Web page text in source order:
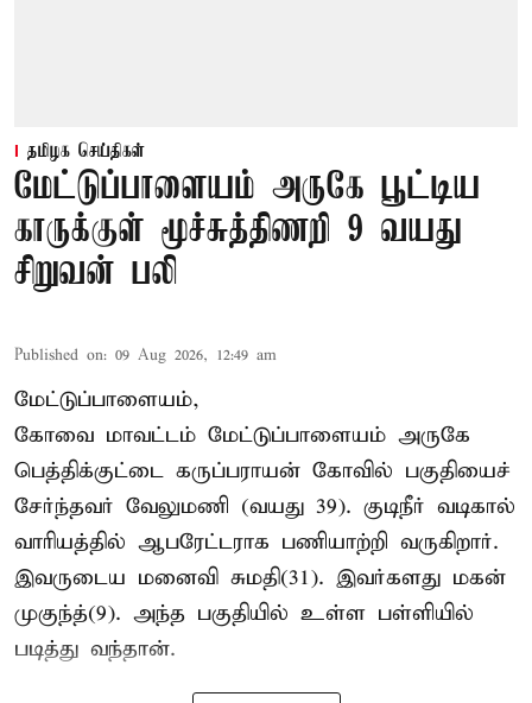
தமிழக செய்திகள்
மேட்டுப்பாளையம் அருகே பூட்டிய
காருக்குள் மூச்சுத்திணறி 9 வயது
சிறுவன் பலி
Published on: 09 Aug 2026, 12:49 am
மேட்டுப்பாளையம்,
கோவை மாவட்டம் மேட்டுப்பாளையம் அருகே
பெத்திக்குட்டை கருப்பராயன் கோவில் பகுதியைச்
சேர்ந்தவர் வேலுமணி (வயது 39). குடிநீர் வடிகால்
வாரியத்தில் ஆபரேட்டராக பணியாற்றி வருகிறார்.
இவருடைய மனைவி சுமதி(31). இவர்களது மகன்
முகுந்த்(9). அந்த பகுதியில் உள்ள பள்ளியில்
படித்து வந்தான்.